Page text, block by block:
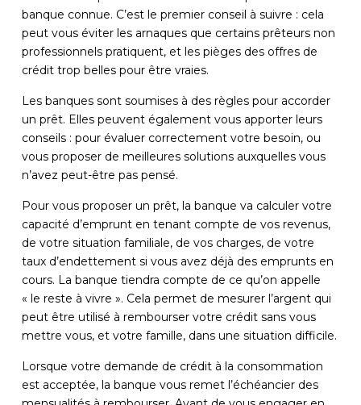
banque connue. C’est le premier conseil à suivre : cela
peut vous éviter les arnaques que certains prêteurs non
professionnels pratiquent, et les pièges des offres de
crédit trop belles pour être vraies.
Les banques sont soumises à des règles pour accorder
un prêt. Elles peuvent également vous apporter leurs
conseils : pour évaluer correctement votre besoin, ou
vous proposer de meilleures solutions auxquelles vous
n’avez peut-être pas pensé.
Pour vous proposer un prêt, la banque va calculer votre
capacité d’emprunt en tenant compte de vos revenus,
de votre situation familiale, de vos charges, de votre
taux d’endettement si vous avez déjà des emprunts en
cours. La banque tiendra compte de ce qu’on appelle
« le reste à vivre ». Cela permet de mesurer l’argent qui
peut être utilisé à rembourser votre crédit sans vous
mettre vous, et votre famille, dans une situation difficile.
Lorsque votre demande de crédit à la consommation
est acceptée, la banque vous remet l’échéancier des